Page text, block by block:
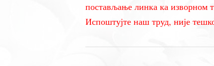
постављање линка ка изворном
Испоштујте наш труд, није